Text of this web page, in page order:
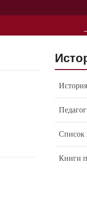
История
Список
Книги